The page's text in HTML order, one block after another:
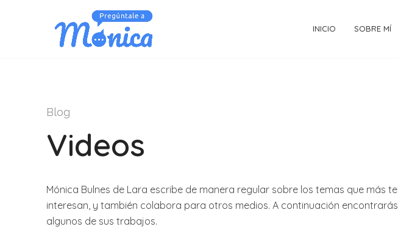
INICIO SOBRE MÍ
Blog
Videos
Mónica Bulnes de Lara escribe de manera regular sobre los temas que más te
interesan, y también colabora para otros medios. A continuación encontrarás
algunos de sus trabajos.